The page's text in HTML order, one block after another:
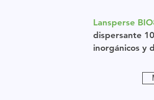
Lansperse
dispersante
inorgánicos y